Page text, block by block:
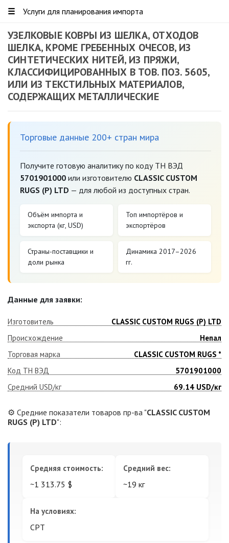
☰ Услуги для планирования импорта
УЗЕЛКОВЫЕ КОВРЫ ИЗ ШЕЛКА, ОТХОДОВ
ШЕЛКА, КРОМЕ ГРЕБЕННЫХ ОЧЕСОВ, ИЗ
СИНТЕТИЧЕСКИХ НИТЕЙ, ИЗ ПРЯЖИ,
КЛАССИФИЦИРОВАННЫХ В ТОВ. ПОЗ. 5605,
ИЛИ ИЗ ТЕКСТИЛЬНЫХ МАТЕРИАЛОВ,
СОДЕРЖАЩИХ МЕТАЛЛИЧЕСКИЕ
Торговые данные 200+ стран мира
Получите готовую аналитику по коду ТН ВЭД
5701901000 или изготовителю CLASSIC CUSTOM
RUGS (P) LTD — для любой из доступных стран.
Объём импорта и
экспорта (кг, USD)
Топ импортёров и
экспортёров
Страны-поставщики и
доли рынка
Динамика 2017–2026
гг.
Данные для заявки:
Изготовитель
CLASSIC CUSTOM RUGS (P) LTD
Происхождение
Непал
Торговая марка
CLASSIC CUSTOM RUGS *
Код ТН ВЭД
5701901000
Средний USD/кг
69.14USD/кг
⚙️ Средние показатели товаров пр-ва "CLASSIC CUSTOM
RUGS (P) LTD":
Средняя стоимость:
~1 313.75 $
Средний вес:
~19 кг
На условиях:
CPT